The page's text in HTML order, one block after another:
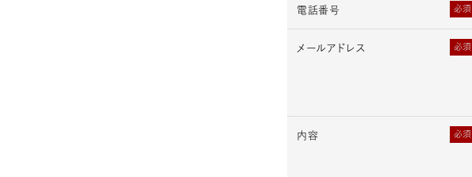
必須
電話番号
必須
メールアドレス
必須
内容